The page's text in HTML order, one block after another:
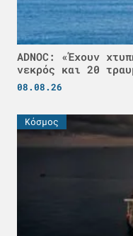
ADNOC: «Έχουν
νεκρός και 20
08.08.26
Κόσμος